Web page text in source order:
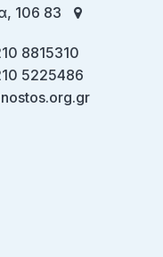
106 83
8815310
5225486